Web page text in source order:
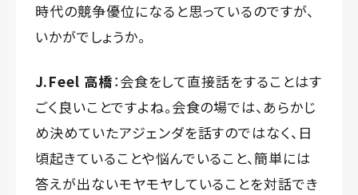
時代の競争優位になると思っているのですが、
いかがでしょうか。
J.Feel 高橋：会食をして直接話をすることはす
ごく良いことですよね。会食の場では、あらかじ
め決めていたアジェンダを話すのではなく、日
頃起きていることや悩んでいること、簡単には
答えが出ないモヤモヤしていることを対話でき